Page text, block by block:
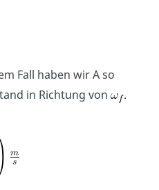
Fall haben wir A so
in Richtung von
.